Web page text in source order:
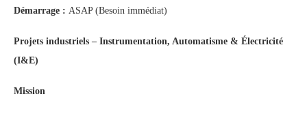
Démarrage : ASAP (Besoin immédiat)
Projets industriels – Instrumentation, Automatisme & Électricité
(I&E)
Mission